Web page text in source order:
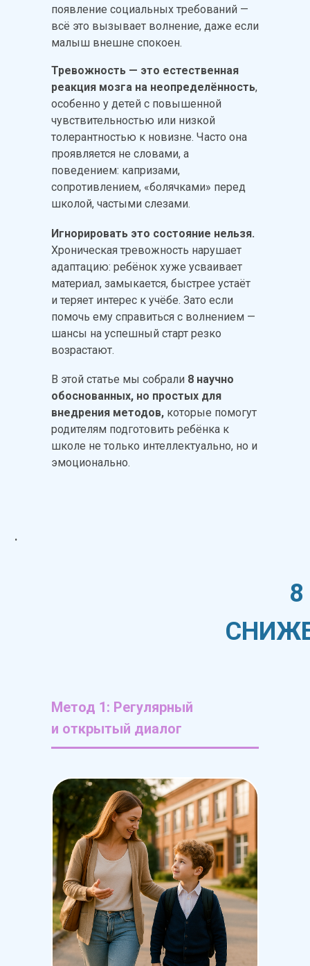
появление социальных требований —
всё это вызывает волнение, даже если
малыш внешне спокоен.
Тревожность — это естественная
реакция мозга на неопределённость,
особенно у детей с повышенной
чувствительностью или низкой
толерантностью к новизне. Часто она
проявляется не словами, а
поведением: капризами,
сопротивлением, «болячками» перед
школой, частыми слезами.
Игнорировать это состояние нельзя.
Хроническая тревожность нарушает
адаптацию: ребёнок хуже усваивает
материал, замыкается, быстрее устаёт
и теряет интерес к учёбе. Зато если
помочь ему справиться с волнением —
шансы на успешный старт резко
возрастают.
В этой статье мы собрали 8 научно
обоснованных, но простых для
внедрения методов, которые помогут
родителям подготовить ребёнка к
школе не только интеллектуально, но и
эмоционально.
.
Метод 1: Регулярный
и открытый диалог